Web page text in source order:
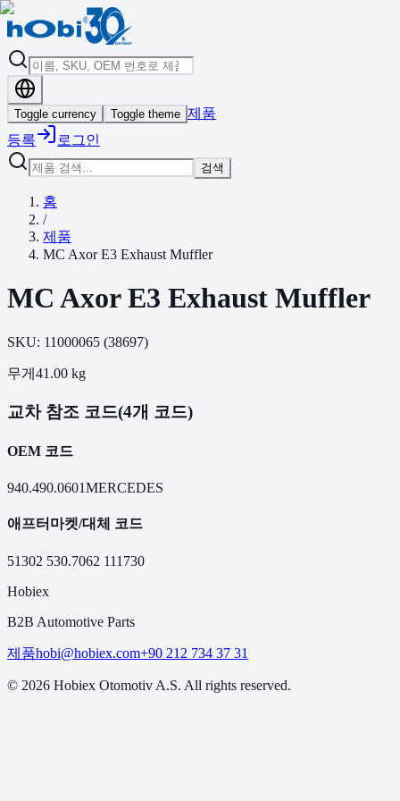
Toggle currency Toggle theme 제품
등록
로그인
검색
홈
/
제품
MC Axor E3 Exhaust Muffler
MC Axor E3 Exhaust Muffler
SKU: 11000065 (38697)
무게 41.00 kg
교차 참조 코드(4개 코드)
OEM 코드
940.490.0601MERCEDES
애프터마켓/대체 코드
51302 530.7062 111730
Hobiex
B2B Automotive Parts
제품hobi@hobiex.com+90 212 734 37 31
© 2026 Hobiex Otomotiv A.S. All rights reserved.